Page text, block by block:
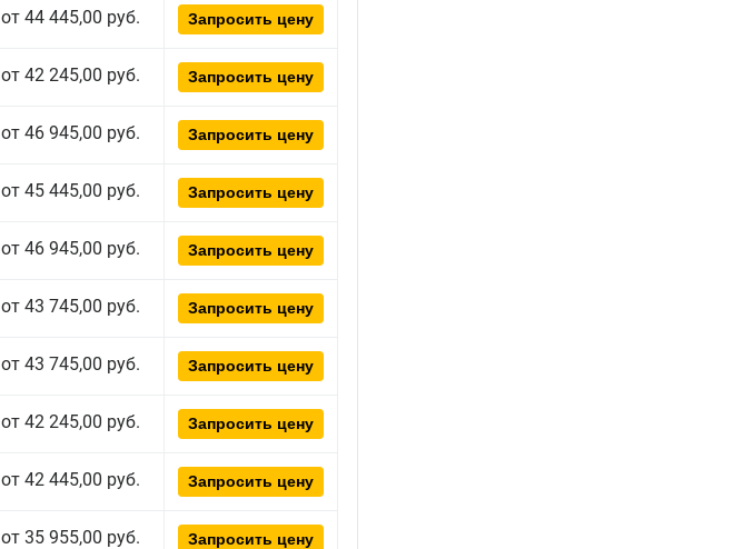
от 44 445,00 руб. Запросить цену
от 42 245,00 руб. Запросить цену
от 46 945,00 руб. Запросить цену
от 45 445,00 руб. Запросить цену
от 46 945,00 руб. Запросить цену
от 43 745,00 руб. Запросить цену
от 43 745,00 руб. Запросить цену
от 42 245,00 руб. Запросить цену
от 42 445,00 руб. Запросить цену
от 35 955,00 руб. Запросить цену